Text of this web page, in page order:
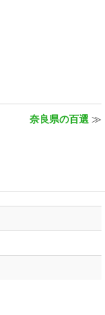
奈良県の百選 ≫